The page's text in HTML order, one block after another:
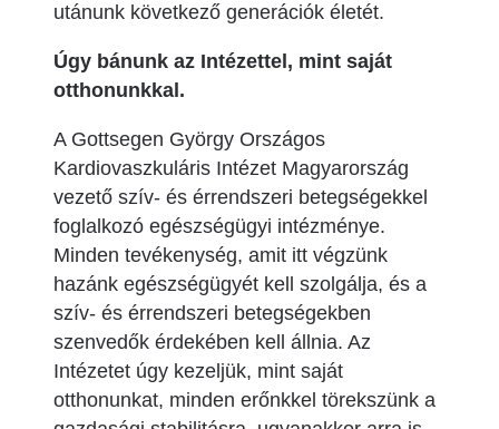
utánunk következő generációk életét.
Úgy bánunk az Intézettel, mint saját
otthonunkkal.
A Gottsegen György Országos
Kardiovaszkuláris Intézet Magyarország
vezető szív- és érrendszeri betegségekkel
foglalkozó egészségügyi intézménye.
Minden tevékenység, amit itt végzünk
hazánk egészségügyét kell szolgálja, és a
szív- és érrendszeri betegségekben
szenvedők érdekében kell állnia. Az
Intézetet úgy kezeljük, mint saját
otthonunkat, minden erőnkkel törekszünk a